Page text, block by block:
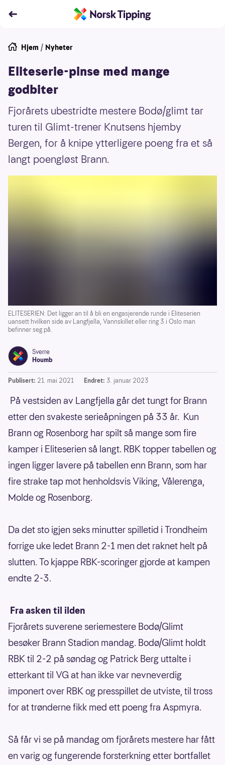
Hjem / Nyheter
Eliteserie-pinse med mange
godbiter
Fjorårets ubestridte mestere Bodø/glimt tar
turen til Glimt-trener Knutsens hjemby
Bergen, for å knipe ytterligere poeng fra et så
langt poengløst Brann.
ELITESERIEN: Det ligger an til å bli en engasjerende runde i Eliteserien
uansett hvilken side av Langfjella, Vannskillet eller ring 3 i Oslo man
befinner seg på.
Sverre
Houmb
Publisert: 21. mai 2021 Endret: 3. januar 2023
På vestsiden av Langfjella går det tungt for Brann
etter den svakeste serieåpningen på 33 år. Kun
Brann og Rosenborg har spilt så mange som fire
kamper i Eliteserien så langt. RBK topper tabellen og
ingen ligger lavere på tabellen enn Brann, som har
fire strake tap mot henholdsvis Viking, Vålerenga,
Molde og Rosenborg.
Da det sto igjen seks minutter spilletid i Trondheim
forrige uke ledet Brann 2-1 men det raknet helt på
slutten. To kjappe RBK-scoringer gjorde at kampen
endte 2-3.
Fra asken til ilden
Fjorårets suverene seriemestere Bodø/Glimt
besøker Brann Stadion mandag. Bodø/Glimt holdt
RBK til 2-2 på søndag og Patrick Berg uttalte i
etterkant til VG at han ikke var nevneverdig
imponert over RBK og presspillet de utviste, til tross
for at trønderne fikk med ett poeng fra Aspmyra.
Så får vi se på mandag om fjorårets mestere har fått
en varig og fungerende forsterkning etter bortfallet